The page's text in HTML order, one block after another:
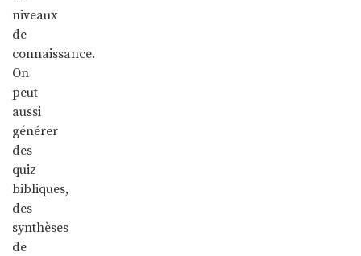
niveaux
de
connaissance.
On
peut
aussi
générer
des
quiz
bibliques,
des
synthèses
de